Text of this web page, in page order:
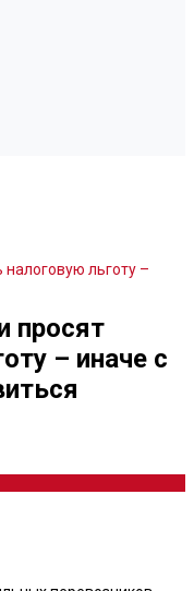
налоговую льготу –
просят
– иначе с